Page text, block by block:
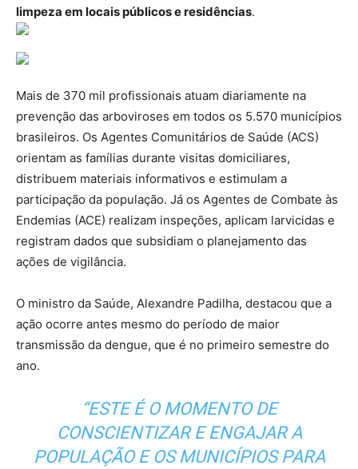
limpeza em locais públicos e residências.
Mais de 370 mil profissionais atuam diariamente na
prevenção das arboviroses em todos os 5.570 municípios
brasileiros. Os Agentes Comunitários de Saúde (ACS)
orientam as famílias durante visitas domiciliares,
distribuem materiais informativos e estimulam a
participação da população. Já os Agentes de Combate às
Endemias (ACE) realizam inspeções, aplicam larvicidas e
registram dados que subsidiam o planejamento das
ações de vigilância.
O ministro da Saúde, Alexandre Padilha, destacou que a
ação ocorre antes mesmo do período de maior
transmissão da dengue, que é no primeiro semestre do
ano.
“ESTE É O MOMENTO DE
CONSCIENTIZAR E ENGAJAR A
POPULAÇÃO E OS MUNICÍPIOS PARA